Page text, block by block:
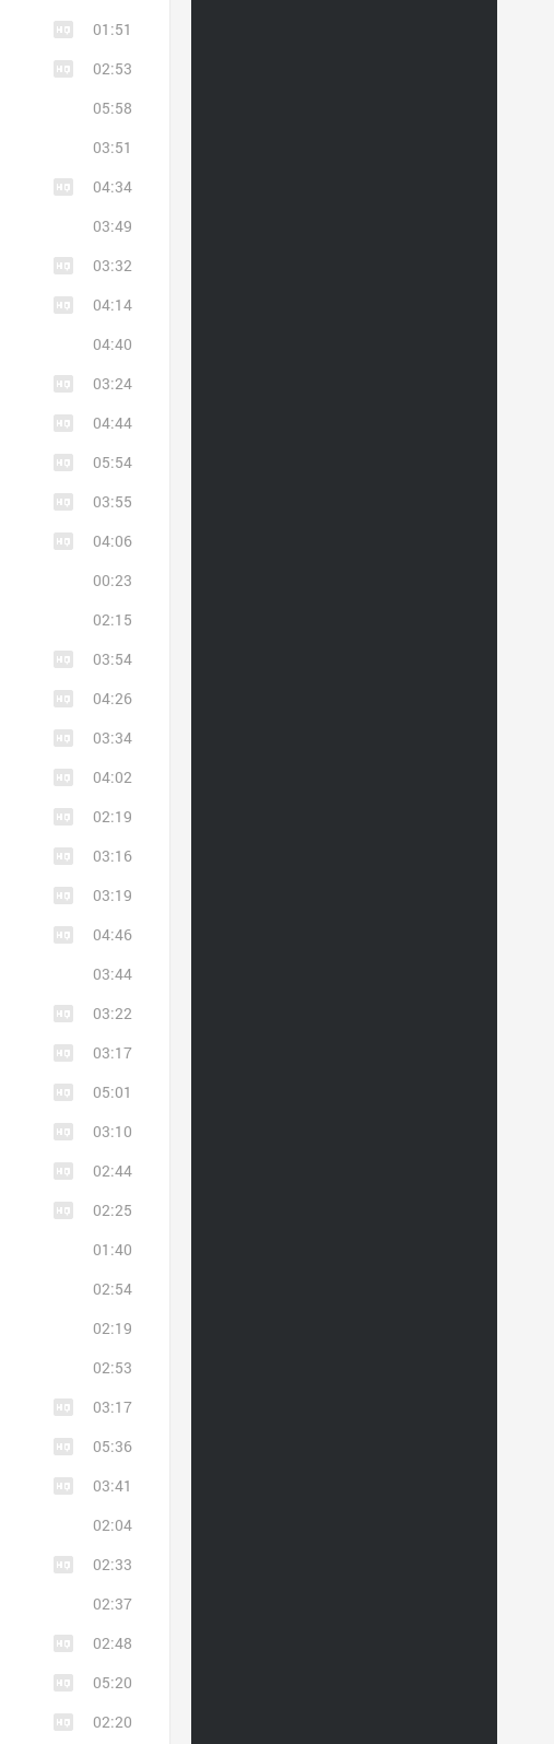
01:51
02:53
05:58
03:51
04:34
03:49
03:32
04:14
04:40
03:24
04:44
05:54
03:55
04:06
00:23
02:15
03:54
04:26
03:34
04:02
02:19
03:16
03:19
04:46
03:44
03:22
03:17
05:01
03:10
02:44
02:25
01:40
02:54
02:19
02:53
03:17
05:36
03:41
02:04
02:33
02:37
02:48
05:20
02:20